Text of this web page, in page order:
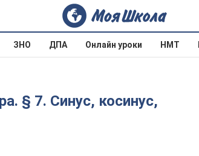
ЗНО ДПА Онлайн уроки НМТ